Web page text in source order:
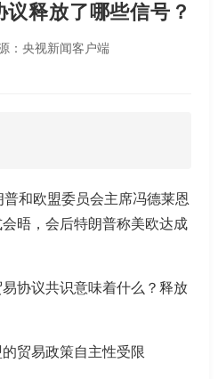
释放了哪些信号？
：央视新闻客户端
和欧盟委员会主席冯德莱恩
晤，会后特朗普称美欧达成
协议共识意味着什么？释放
贸易政策自主性受限